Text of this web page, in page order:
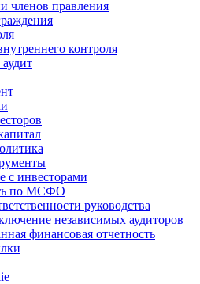
членов правления
контроля
с инвеcторами
по МСФО
руководства
независимых аудиторов
финансовая отчетность